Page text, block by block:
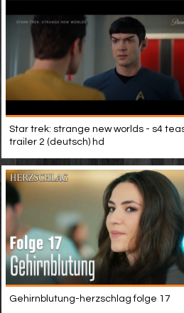
Star trek: strange new worlds - s4
trailer 2 (deutsch) hd
Gehirnblutung-herzschlag folge 17